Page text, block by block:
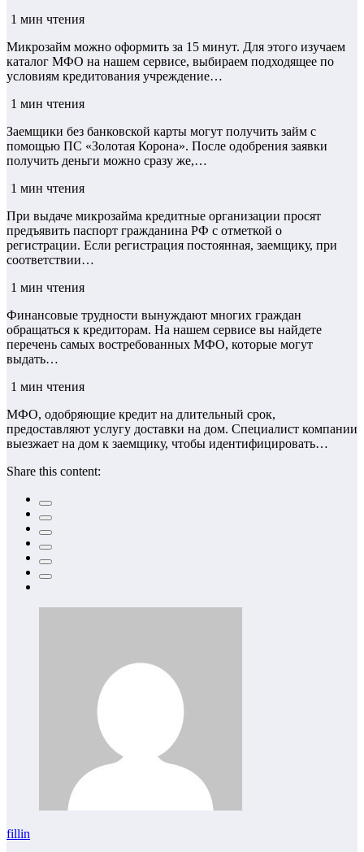
1 мин чтения
Микрозайм можно оформить за 15 минут. Для этого изучаем
каталог МФО на нашем сервисе, выбираем подходящее по
условиям кредитования учреждение…
1 мин чтения
Заемщики без банковской карты могут получить займ с
помощью ПС «Золотая Корона». После одобрения заявки
получить деньги можно сразу же,…
1 мин чтения
При выдаче микрозайма кредитные организации просят
предъявить паспорт гражданина РФ с отметкой о
регистрации. Если регистрация постоянная, заемщику, при
соответствии…
1 мин чтения
Финансовые трудности вынуждают многих граждан
обращаться к кредиторам. На нашем сервисе вы найдете
перечень самых востребованных МФО, которые могут
выдать…
1 мин чтения
МФО, одобряющие кредит на длительный срок,
предоставляют услугу доставки на дом. Специалист компании
выезжает на дом к заемщику, чтобы идентифицировать…
Share this content:
fillin